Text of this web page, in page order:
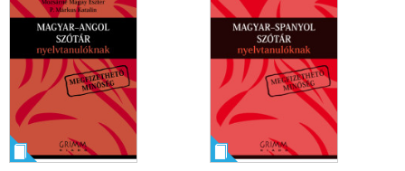
SEGÍTHETEK?
HÍREK
KAPCSOLAT
ADATKEZELÉSI ÉS ADATVÉDELMI SZABÁLYZAT